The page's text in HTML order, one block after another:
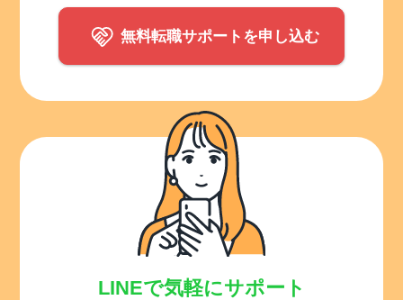
無料転職サポートを申し込む
LINEで気軽にサポート